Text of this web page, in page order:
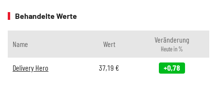
Behandelte Werte
Name Wert Veränderung
Heute in %
Delivery Hero 37,19 € +0,78